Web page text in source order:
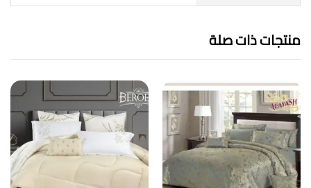
منتجات ذات صلة